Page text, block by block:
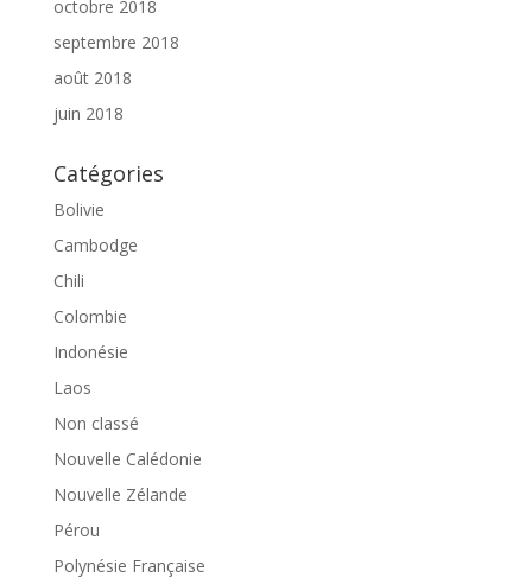
octobre 2018
septembre 2018
août 2018
juin 2018
Catégories
Bolivie
Cambodge
Chili
Colombie
Indonésie
Laos
Non classé
Nouvelle Calédonie
Nouvelle Zélande
Pérou
Polynésie Française